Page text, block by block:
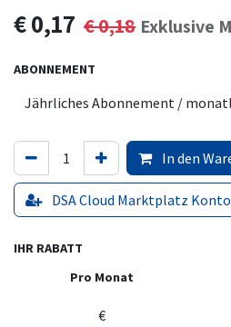
€0,17 €0,18 Exklusive
ABONNEMENT
In den
DSA Cloud Marktplatz Konto
IHR RABATT
Pro Monat
€